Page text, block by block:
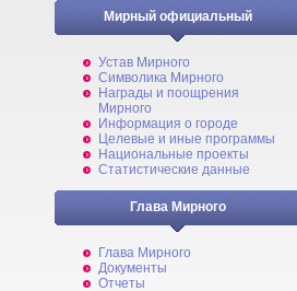
Мирный официальный
Устав Мирного
Символика Мирного
Награды и поощрения
Мирного
Информация о городе
Целевые и иные программы
Национальные проекты
Статистические данные
Глава Мирного
Глава Мирного
Документы
Отчеты